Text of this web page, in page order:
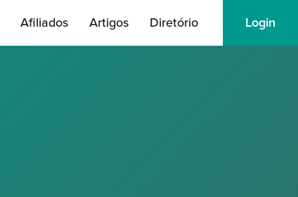
Afiliados Artigos Diretório Login